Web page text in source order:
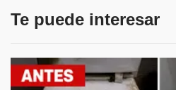
Te puede interesar